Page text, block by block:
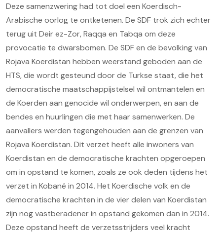
Deze samenzwering had tot doel een Koerdisch-
Arabische oorlog te ontketenen. De SDF trok zich echter
terug uit Deir ez-Zor, Raqqa en Tabqa om deze
provocatie te dwarsbomen. De SDF en de bevolking van
Rojava Koerdistan hebben weerstand geboden aan de
HTS, die wordt gesteund door de Turkse staat, die het
democratische maatschappijstelsel wil ontmantelen en
de Koerden aan genocide wil onderwerpen, en aan de
bendes en huurlingen die met haar samenwerken. De
aanvallers werden tegengehouden aan de grenzen van
Rojava Koerdistan. Dit verzet heeft alle inwoners van
Koerdistan en de democratische krachten opgeroepen
om in opstand te komen, zoals ze ook deden tijdens het
verzet in Kobanê in 2014. Het Koerdische volk en de
democratische krachten in de vier delen van Koerdistan
zijn nog vastberadener in opstand gekomen dan in 2014.
Deze opstand heeft de verzetsstrijders veel kracht